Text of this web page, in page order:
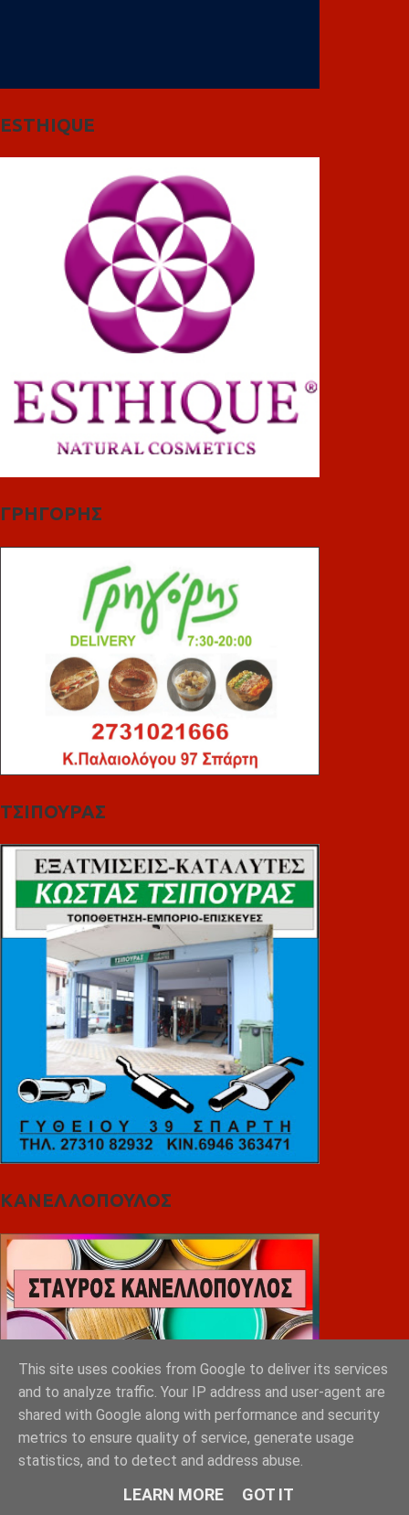
ESTHIQUE
ΓΡΗΓΟΡΗΣ
ΤΣΙΠΟΥΡΑΣ
ΚΑΝΕΛΛΟΠΟΥΛΟΣ
This site uses cookies from Google to deliver its services
and to analyze traffic. Your IP address and user-agent are
shared with Google along with performance and security
metrics to ensure quality of service, generate usage
statistics, and to detect and address abuse.
LEARN MORE GOT IT